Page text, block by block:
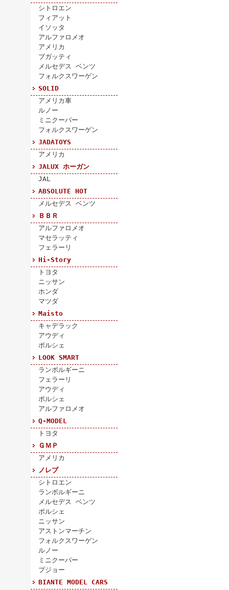
シトロエン
フィアット
イソッタ
アルファロメオ
アメリカ
ブガッティ
メルセデス ベンツ
フォルクスワーゲン
SOLID
アメリカ車
ルノー
ミニクーパー
フォルクスワーゲン
JADATOYS
アメリカ
JALUX ホーガン
JAL
ABSOLUTE HOT
メルセデス ベンツ
ＢＢＲ
アルファロメオ
マセラッティ
フェラーリ
Hi-Story
トヨタ
ニッサン
ホンダ
マツダ
Maisto
キャデラック
アウディ
ポルシェ
LOOK SMART
ランボルギーニ
フェラーリ
アウディ
ポルシェ
アルファロメオ
Q-MODEL
トヨタ
ＧＭＰ
アメリカ
ノレブ
シトロエン
ランボルギーニ
メルセデス ベンツ
ポルシェ
ニッサン
アストンマーチン
フォルクスワーゲン
ルノー
ミニクーパー
プジョー
BIANTE MODEL CARS